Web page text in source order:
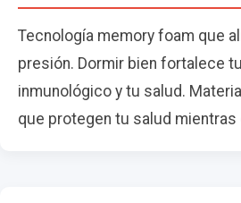
Tecnología memory foam que
presión. Dormir bien fortalece
inmunológico y tu salud.
que protegen tu salud mientras